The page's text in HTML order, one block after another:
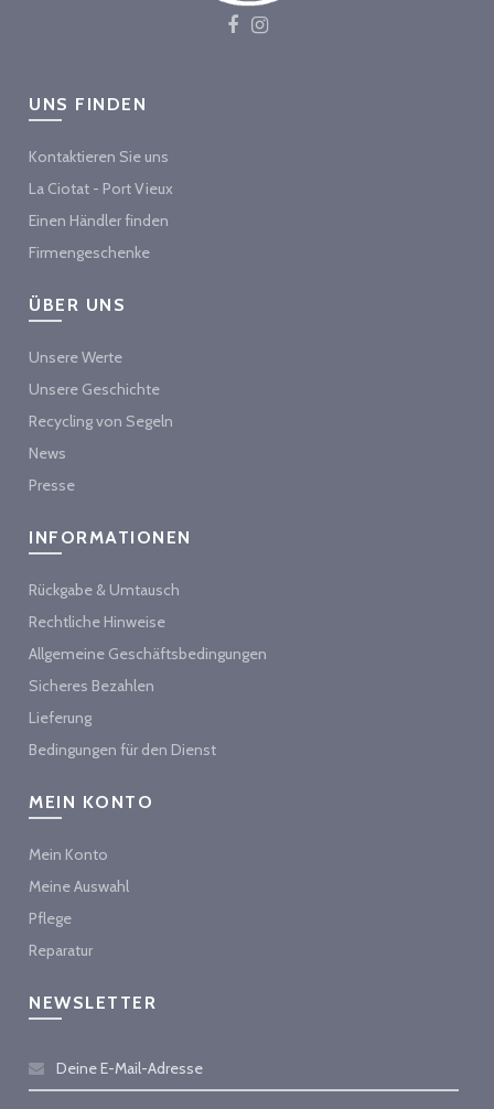
UNS FINDEN
Kontaktieren Sie uns
La Ciotat - Port Vieux
Einen Händler finden
Firmengeschenke
ÜBER UNS
Unsere Werte
Unsere Geschichte
Recycling von Segeln
News
Presse
INFORMATIONEN
Rückgabe & Umtausch
Rechtliche Hinweise
Allgemeine Geschäftsbedingungen
Sicheres Bezahlen
Lieferung
Bedingungen für den Dienst
MEIN KONTO
Mein Konto
Meine Auswahl
Pflege
Reparatur
NEWSLETTER